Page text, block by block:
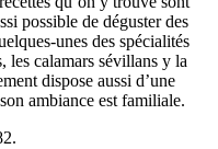
possible de déguster des
unes des spécialités
les calamars sévillans y la
dispose aussi d’une
ambiance est familiale.